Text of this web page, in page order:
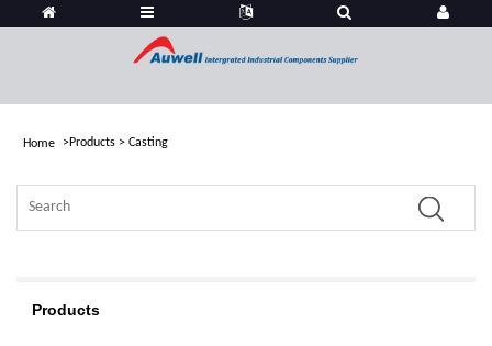
Home >Products > Casting
Products